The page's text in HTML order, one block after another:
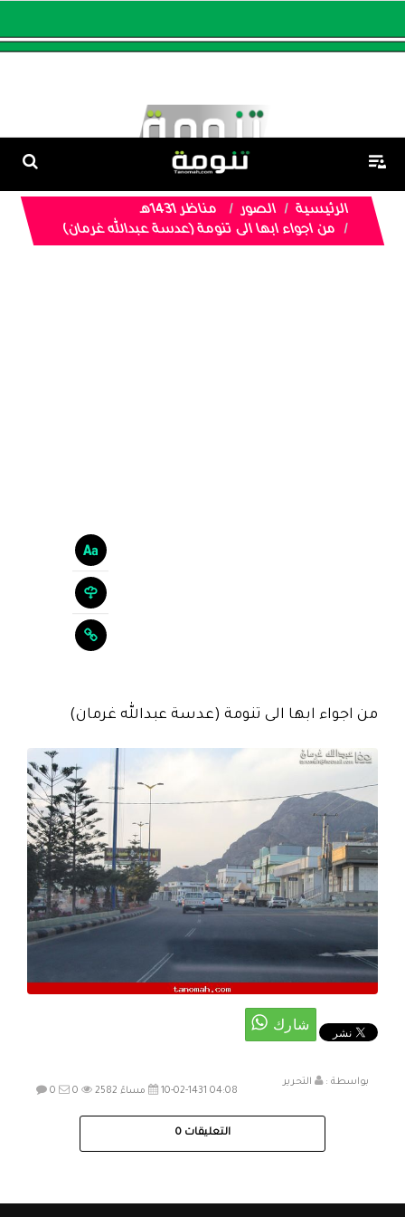
الرئيسية الصور
مناظر 1431هـ
من اجواء ابها الى تنومة (عدسة عبدالله غرمان)
من اجواء ابها الى تنومة (عدسة عبدالله غرمان)
بواسطة :
التحرير
10-02-1431 04:08 مساءً
0 0 2582
التعليقات 0